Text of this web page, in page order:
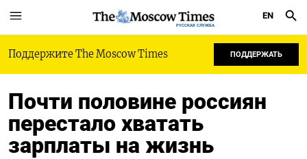
РУССКАЯ СЛУЖБА
EN
Поддержите The Moscow Times ПОДДЕРЖАТЬ
Почти половине россиян
перестало хватать
зарплаты на жизнь